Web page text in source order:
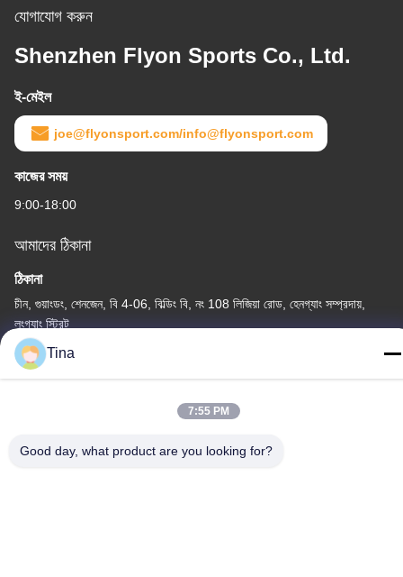
যোগাযোগ করুন
Shenzhen Flyon Sports Co., Ltd.
ই-মেইল
joe@flyonsport.com/info@flyonsport.com
কাজের সময়
9:00-18:00
আমাদের ঠিকানা
ঠিকানা
চীন, গুয়াংডং, শেনজেন, বি 4-06, বিল্ডিং বি, নং 108 লিজিয়া রোড, হেনগ্যাং সম্প্রদায়,
লংগ্যাং স্ট্রিট
টেলিফোন
86-135-3407-1985
Tina
7:55 PM
Good day, what product are you looking for?